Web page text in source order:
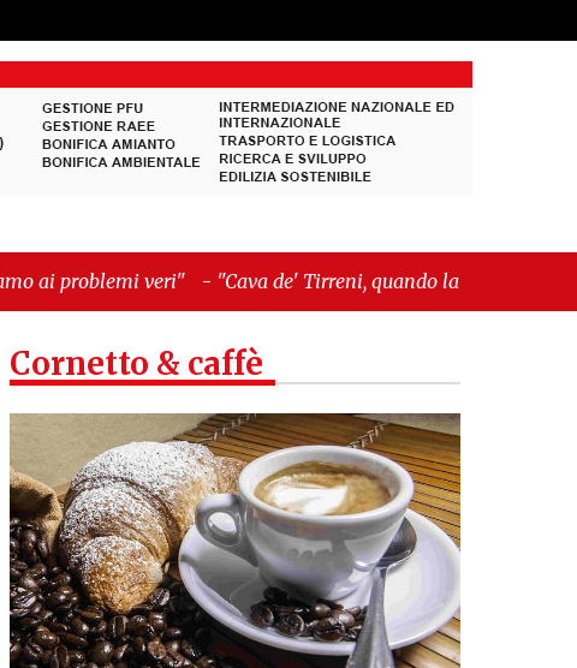
-"Cava de' Tirreni, quando la burocrazia dimentica
Cornetto & caffè